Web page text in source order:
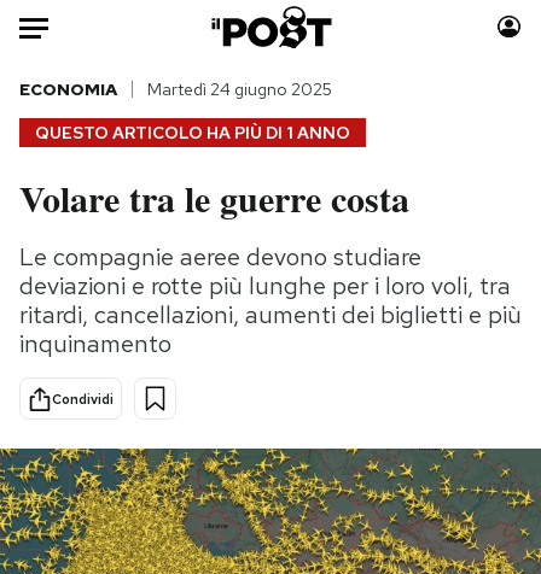
Auto
HOME
Italia
Politica
Tecnologia
Internet
Scienza
Cultura
Economia
Sport
Moda
Consumismi
Storie/Idee
Altrecose
Mondiali calcio 2026
QUESTO ARTICOLO HA PIÙ DI 1 ANNO
ECONOMIA Martedì 24 giugno 2025
Volare tra le guerre costa
Le compagnie aeree devono studiare
deviazioni e rotte più lunghe per i loro voli, tra
ritardi, cancellazioni, aumenti dei biglietti e più
inquinamento
Condividi